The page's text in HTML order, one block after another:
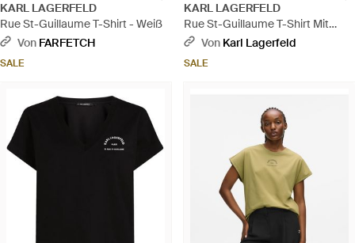
KARL LAGERFELD
Rue St-Guillaume T-Shirt - Weiß
Von FARFETCH
SALE
KARL LAGERFELD
Rue St-Guillaume T-Shirt Mit
Glitzer, Damen, Größe - Schwarz
Von Karl Lagerfeld
SALE